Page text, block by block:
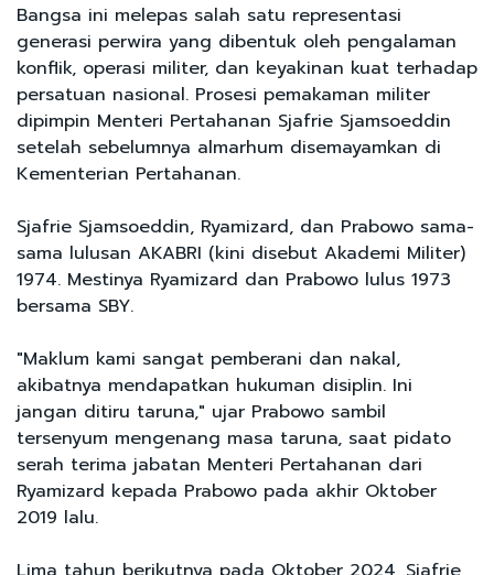
Bangsa ini melepas salah satu representasi
generasi perwira yang dibentuk oleh pengalaman
konflik, operasi militer, dan keyakinan kuat terhadap
persatuan nasional. Prosesi pemakaman militer
dipimpin Menteri Pertahanan Sjafrie Sjamsoeddin
setelah sebelumnya almarhum disemayamkan di
Kementerian Pertahanan.
Sjafrie Sjamsoeddin, Ryamizard, dan Prabowo sama-
sama lulusan AKABRI (kini disebut Akademi Militer)
1974. Mestinya Ryamizard dan Prabowo lulus 1973
bersama SBY.
"Maklum kami sangat pemberani dan nakal,
akibatnya mendapatkan hukuman disiplin. Ini
jangan ditiru taruna," ujar Prabowo sambil
tersenyum mengenang masa taruna, saat pidato
serah terima jabatan Menteri Pertahanan dari
Ryamizard kepada Prabowo pada akhir Oktober
2019 lalu.